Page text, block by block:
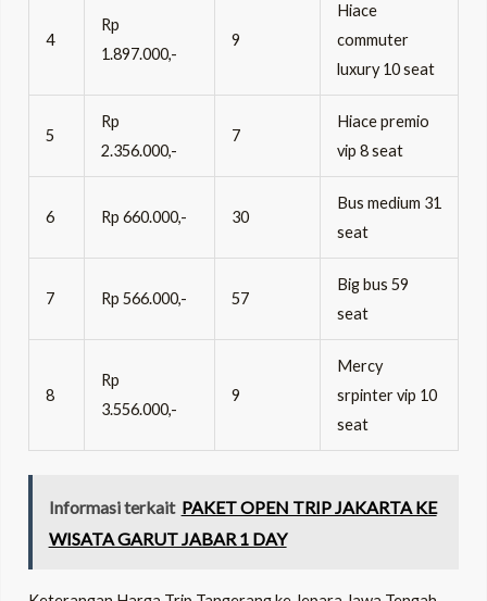
4
Rp
1.897.000,-
9
Hiace
commuter
luxury 10 seat
5
Rp
2.356.000,-
7
Hiace premio
vip 8 seat
6 Rp 660.000,- 30
Bus medium 31
seat
7 Rp 566.000,- 57
Big bus 59
seat
8
Rp
3.556.000,-
9
Mercy
srpinter vip 10
seat
Informasi terkait PAKET OPEN TRIP JAKARTA KE
WISATA GARUT JABAR 1 DAY